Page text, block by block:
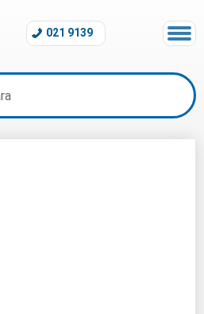
021 9139